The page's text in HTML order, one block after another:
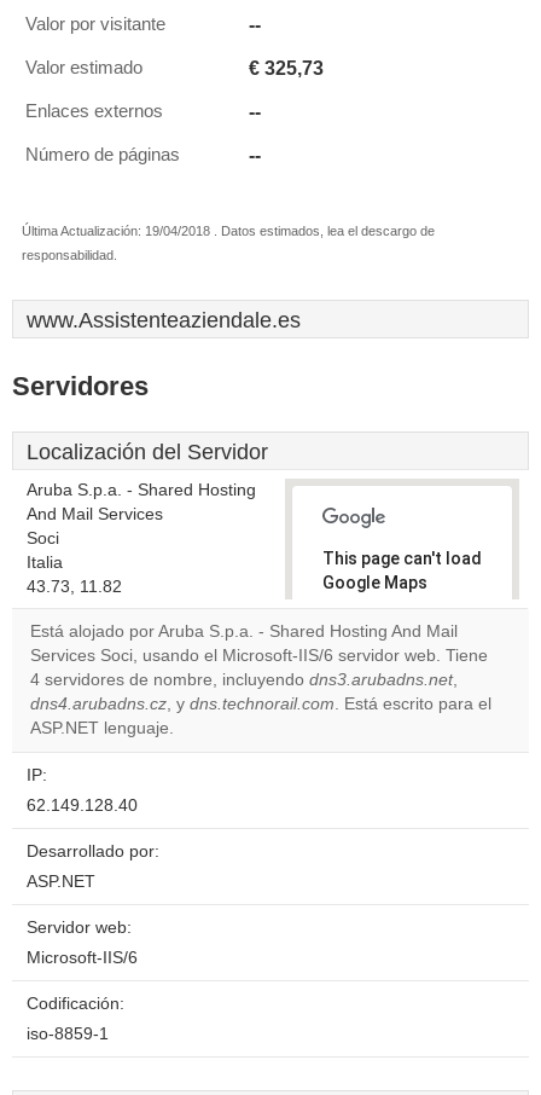
Valor por visitante --
Valor estimado € 325,73
Enlaces externos --
Número de páginas --
Última Actualización: 19/04/2018 . Datos estimados, lea el descargo de
responsabilidad.
www.Assistenteaziendale.es
Servidores
Localización del Servidor
Aruba S.p.a. - Shared Hosting
And Mail Services
Soci
Italia
43.73, 11.82
This page can't load
Google Maps
correctly.
Do you
own this
website?
Está alojado por Aruba S.p.a. - Shared Hosting And Mail
Services Soci, usando el Microsoft-IIS/6 servidor web. Tiene
4 servidores de nombre, incluyendo dns3.arubadns.net,
dns4.arubadns.cz, y dns.technorail.com. Está escrito para el
ASP.NET lenguaje.
IP:
62.149.128.40
Desarrollado por:
ASP.NET
Servidor web:
Microsoft-IIS/6
Codificación:
iso-8859-1